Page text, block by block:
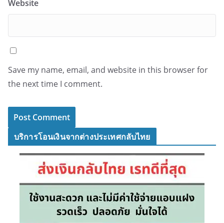
Website
Save my name, email, and website in this browser for
the next time I comment.
บริการโอนเงินจากต่างประเทศกลับไทย